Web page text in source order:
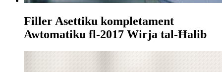
Filler Asettiku kompletament
Awtomatiku fl-2017 Wirja tal-Ħalib